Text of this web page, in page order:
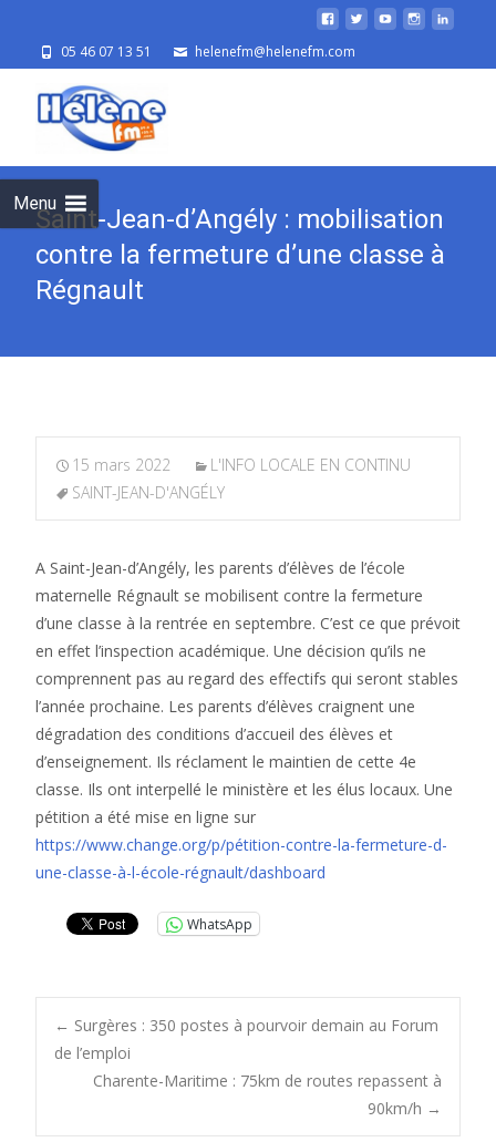
05 46 07 13 51 helenefm@helenefm.com
Menu
Saint-Jean-d’Angély : mobilisation
contre la fermeture d’une classe à
Régnault
15 mars 2022
L'INFO LOCALE EN CONTINU
SAINT-JEAN-D'ANGÉLY
A Saint-Jean-d’Angély, les parents d’élèves de l’école
maternelle Régnault se mobilisent contre la fermeture
d’une classe à la rentrée en septembre. C’est ce que prévoit
en effet l’inspection académique. Une décision qu’ils ne
comprennent pas au regard des effectifs qui seront stables
l’année prochaine. Les parents d’élèves craignent une
dégradation des conditions d’accueil des élèves et
d’enseignement. Ils réclament le maintien de cette 4e
classe. Ils ont interpellé le ministère et les élus locaux. Une
pétition a été mise en ligne sur
https://www.change.org/p/pétition-contre-la-fermeture-d-
une-classe-à-l-école-régnault/dashboard
WhatsApp
Post
← Surgères : 350 postes à pourvoir demain au Forum
de l’emploi
Charente-Maritime : 75km de routes repassent à
90km/h →